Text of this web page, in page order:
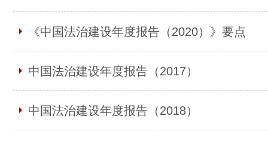
《中国法治建设年度报告（2020）》要点
中国法治建设年度报告（2017）
中国法治建设年度报告（2018）